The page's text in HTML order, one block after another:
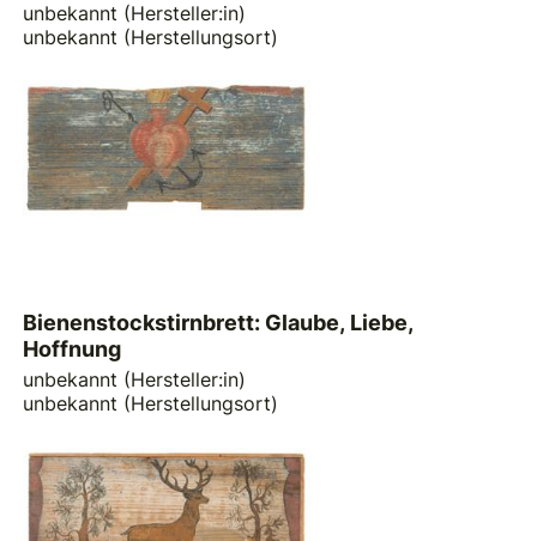
unbekannt (Hersteller:in)
unbekannt (Herstellungsort)
Bienenstockstirnbrett: Glaube, Liebe,
Hoffnung
unbekannt (Hersteller:in)
unbekannt (Herstellungsort)